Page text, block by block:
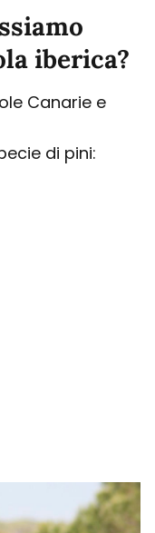
iberica?
Canarie e
di pini: